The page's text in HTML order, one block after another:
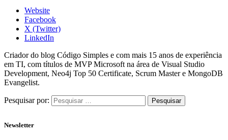
Website
Facebook
X (Twitter)
LinkedIn
Criador do blog Código Simples e com mais 15 anos de experiência
em TI, com títulos de MVP Microsoft na área de Visual Studio
Development, Neo4j Top 50 Certificate, Scrum Master e MongoDB
Evangelist.
Pesquisar por:
Newsletter